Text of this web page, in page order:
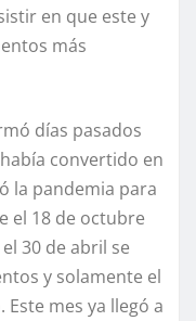
en que este y
más
días pasados
convertido en
la pandemia para
el 18 de octubre
30 de abril se
y solamente el
mes ya llegó a